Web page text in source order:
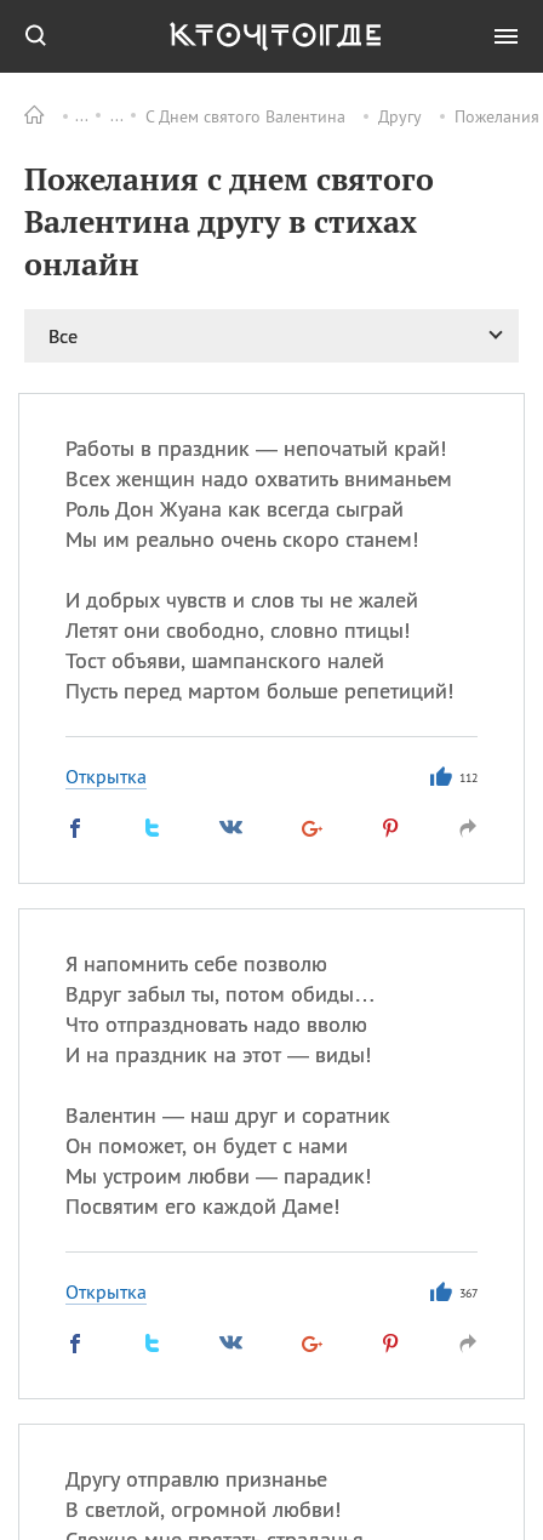
С Днем святого Валентина Другу Пожелания
Пожелания с днем святого
Валентина другу в стихах
онлайн
Все
Работы в праздник — непочатый край!
Всех женщин надо охватить вниманьем
Роль Дон Жуана как всегда сыграй
Мы им реально очень скоро станем!
И добрых чувств и слов ты не жалей
Летят они свободно, словно птицы!
Тост объяви, шампанского налей
Пусть перед мартом больше репетиций!
Открытка 112
Я напомнить себе позволю
Вдруг забыл ты, потом обиды…
Что отпраздновать надо вволю
И на праздник на этот — виды!
Валентин — наш друг и соратник
Он поможет, он будет с нами
Мы устроим любви — парадик!
Посвятим его каждой Даме!
Открытка 367
Другу отправлю признанье
В светлой, огромной любви!
ПРАЗДНИКИ Все
09.08
День памяти
целителя Пантелеимона
покровительницы
телевидения
ИМЕНА
Сегодня празднуют именины
Герман,Иван
происхождение